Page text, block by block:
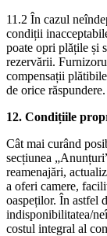
11.2 În cazul
condiții
poate opri plățile și
rezervării.
compensații
de orice răspundere.
12. Condițiile
Cât mai curând
secțiunea
reamenajări,
a oferi camere,
oaspeților. În astfel
indisponibilitatea/
costul integral al